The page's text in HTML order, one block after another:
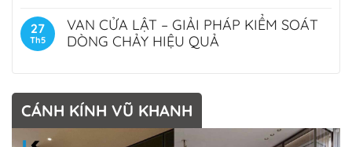
27
Th5
VAN CỬA LẬT – GIẢI PHÁP KIỂM SOÁT
DÒNG CHẢY HIỆU QUẢ
CÁNH KÍNH VŨ KHANH